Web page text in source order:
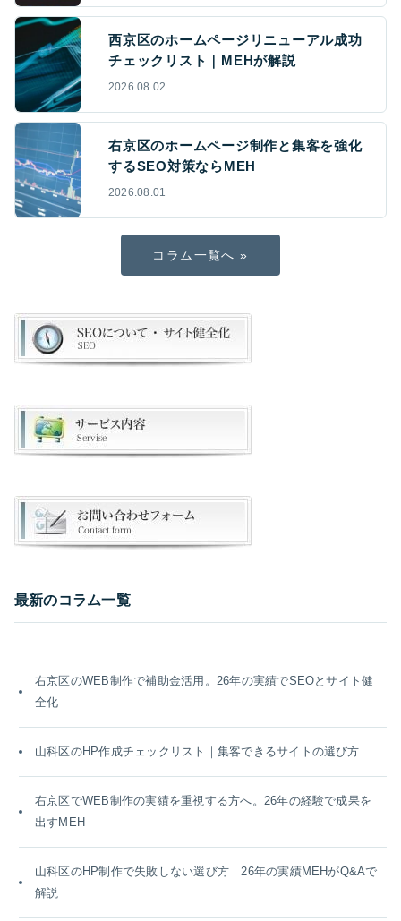
西京区のホームページリニューアル成功
チェックリスト｜MEHが解説
2026.08.02
右京区のホームページ制作と集客を強化
するSEO対策ならMEH
2026.08.01
コラム一覧へ »
最新のコラム一覧
右京区のWEB制作で補助金活用。26年の実績でSEOとサイト健
全化
山科区のHP作成チェックリスト｜集客できるサイトの選び方
右京区でWEB制作の実績を重視する方へ。26年の経験で成果を
出すMEH
山科区のHP制作で失敗しない選び方｜26年の実績MEHがQ&Aで
解説